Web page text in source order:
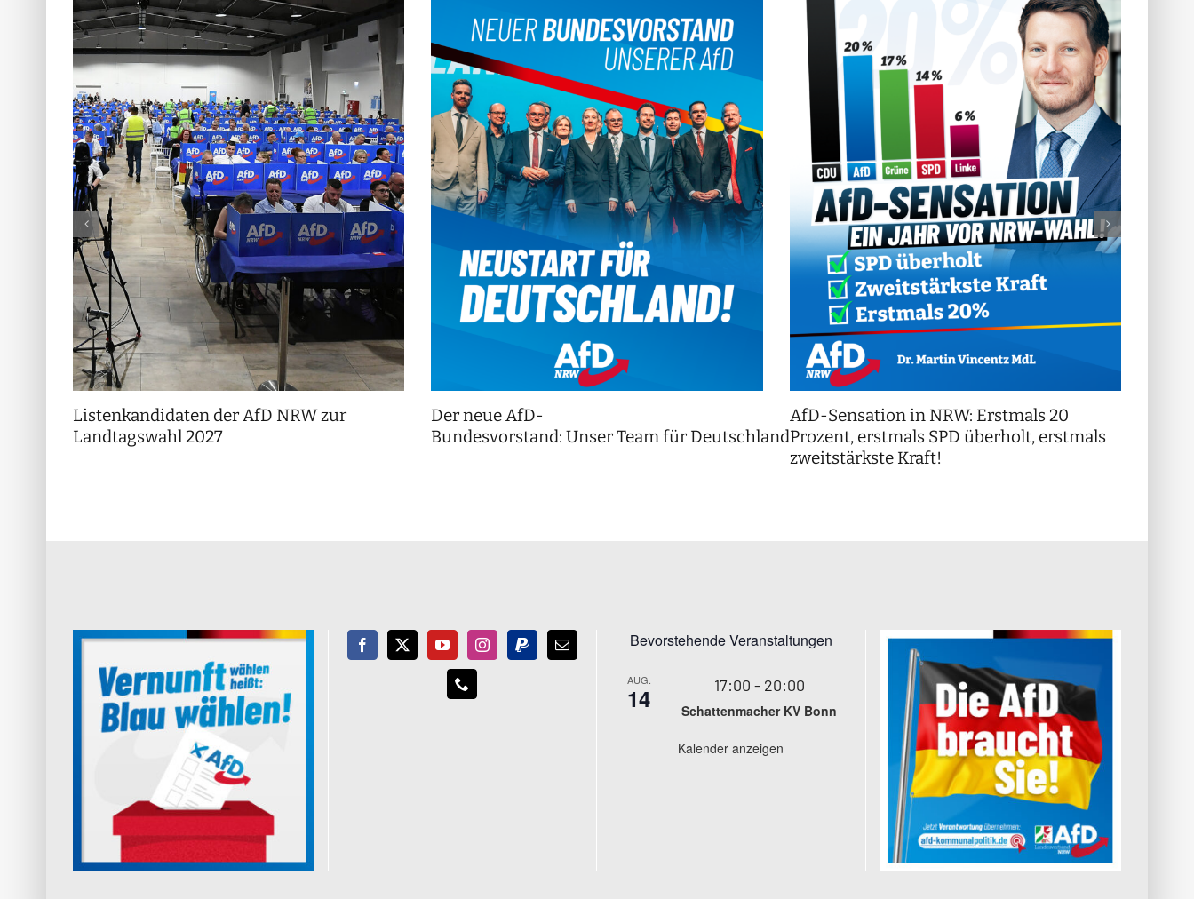
Listenkandidaten der AfD NRW zur
Landtagswahl 2027
Der neue AfD-
Bundesvorstand: Unser Team für Deutschland!
AfD-Sensation in NRW: Erstmals 20
Prozent, erstmals SPD überholt, erstmals
zweitstärkste Kraft!
Bevorstehende Veranstaltungen
AUG.
14 17:00 - 20:00
Schattenmacher KV Bonn
Kalender anzeigen